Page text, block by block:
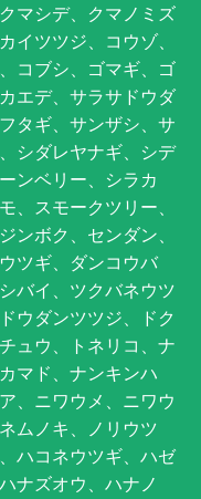
マシデ、クマノミズ
イツツジ、コウゾ、
コブシ、ゴマギ、ゴ
エデ、サラサドウダ
タギ、サンザシ、サ
シダレヤナギ、シデ
ンベリー、シラカ
、スモークツリー、
ンボク、センダン、
ツギ、ダンコウバ
バイ、ツクバネウツ
ウダンツツジ、ドク
ュウ、トネリコ、ナ
マド、ナンキンハ
、ニワウメ、ニワウ
ムノキ、ノリウツ
ハコネウツギ、ハゼ
ナズオウ、ハナノ